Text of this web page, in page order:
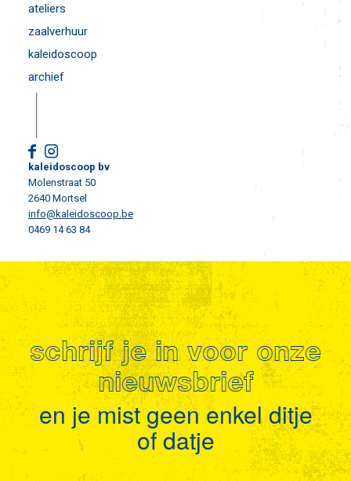
ateliers
zaalverhuur
kaleidoscoop
archief
kaleidoscoop bv
Molenstraat 50
2640 Mortsel
info@kaleidoscoop.be
0469 14 63 84
schrijf je in voor onze
nieuwsbrief
en je mist geen enkel ditje
of datje